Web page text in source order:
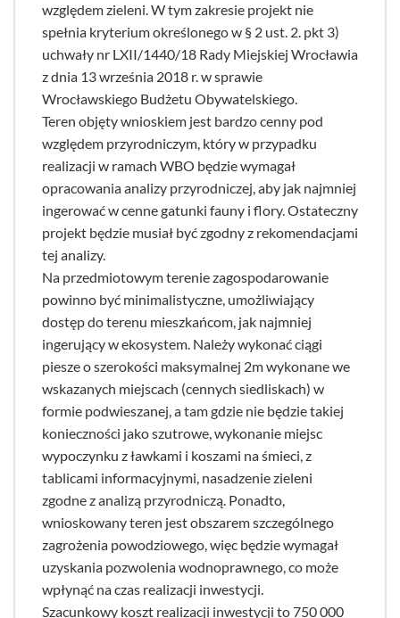
względem zieleni. W tym zakresie projekt nie
spełnia kryterium określonego w § 2 ust. 2. pkt 3)
uchwały nr LXII/1440/18 Rady Miejskiej Wrocławia
z dnia 13 września 2018 r. w sprawie
Wrocławskiego Budżetu Obywatelskiego.
Teren objęty wnioskiem jest bardzo cenny pod
względem przyrodniczym, który w przypadku
realizacji w ramach WBO będzie wymagał
opracowania analizy przyrodniczej, aby jak najmniej
ingerować w cenne gatunki fauny i flory. Ostateczny
projekt będzie musiał być zgodny z rekomendacjami
tej analizy.
Na przedmiotowym terenie zagospodarowanie
powinno być minimalistyczne, umożliwiający
dostęp do terenu mieszkańcom, jak najmniej
ingerujący w ekosystem. Należy wykonać ciągi
piesze o szerokości maksymalnej 2m wykonane we
wskazanych miejscach (cennych siedliskach) w
formie podwieszanej, a tam gdzie nie będzie takiej
konieczności jako szutrowe, wykonanie miejsc
wypoczynku z ławkami i koszami na śmieci, z
tablicami informacyjnymi, nasadzenie zieleni
zgodne z analizą przyrodniczą. Ponadto,
wnioskowany teren jest obszarem szczególnego
zagrożenia powodziowego, więc będzie wymagał
uzyskania pozwolenia wodnoprawnego, co może
wpłynąć na czas realizacji inwestycji.
Szacunkowy koszt realizacji inwestycji to 750 000